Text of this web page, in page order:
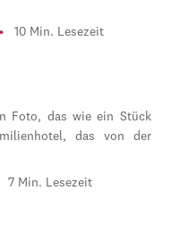
10 Min. Lesezeit
Foto, das wie ein Stück
das von der
7 Min. Lesezeit